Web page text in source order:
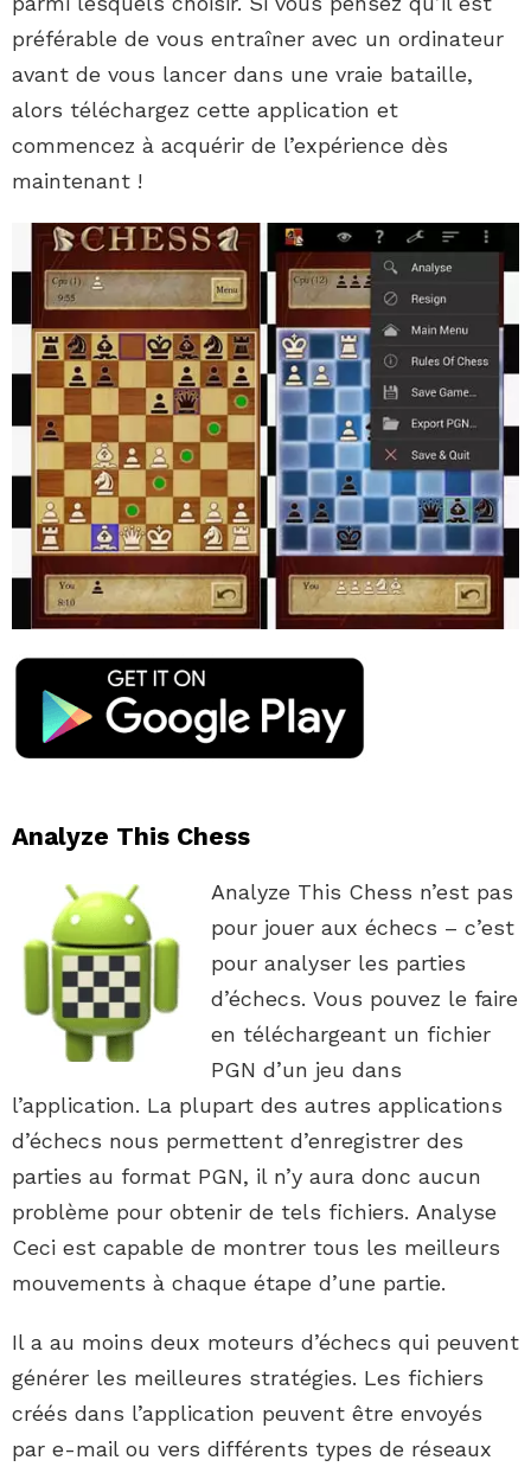
préférable de vous entraîner avec un ordinateur
avant de vous lancer dans une vraie bataille,
alors téléchargez cette application et
commencez à acquérir de l’expérience dès
maintenant !
Analyze This Chess
Analyze This Chess n’est pas
pour jouer aux échecs – c’est
pour analyser les parties
d’échecs. Vous pouvez le faire
en téléchargeant un fichier
PGN d’un jeu dans
l’application. La plupart des autres applications
d’échecs nous permettent d’enregistrer des
parties au format PGN, il n’y aura donc aucun
problème pour obtenir de tels fichiers. Analyse
Ceci est capable de montrer tous les meilleurs
mouvements à chaque étape d’une partie.
Il a au moins deux moteurs d’échecs qui peuvent
générer les meilleures stratégies. Les fichiers
créés dans l’application peuvent être envoyés
par e-mail ou vers différents types de réseaux